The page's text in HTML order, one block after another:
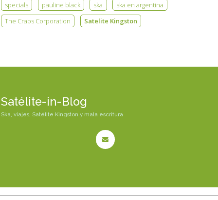
specials
pauline black ska
ska en argentina
The Crabs Corporation
Satelite Kingston
Satélite-in-Blog
Ska, viajes, Satélite Kingston y mala escritura